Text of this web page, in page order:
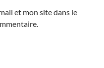
et mon site dans le